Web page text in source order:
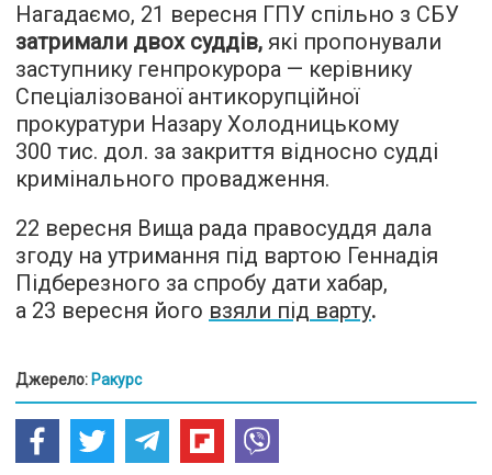
Нагадаємо, 21 вересня ГПУ спільно з СБУ
затримали двох суддів, які пропонували
заступнику генпрокурора — керівнику
Спеціалізованої антикорупційної
прокуратури Назару Холодницькому
300 тис. дол. за закриття відносно судді
кримінального провадження.
22 вересня Вища рада правосуддя дала
згоду на утримання під вартою Геннадія
Підберезного за спробу дати хабар,
а 23 вересня його взяли під варту.
Джерело: Ракурс